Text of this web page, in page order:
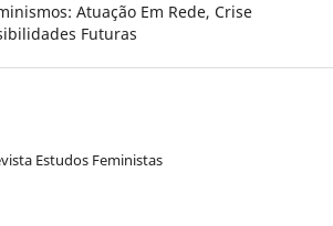
Atuação Em Rede, Crise
Futuras
Estudos Feministas